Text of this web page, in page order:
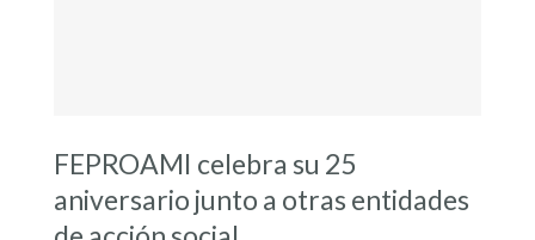
FEPROAMI celebra su 25
aniversario junto a otras entidades